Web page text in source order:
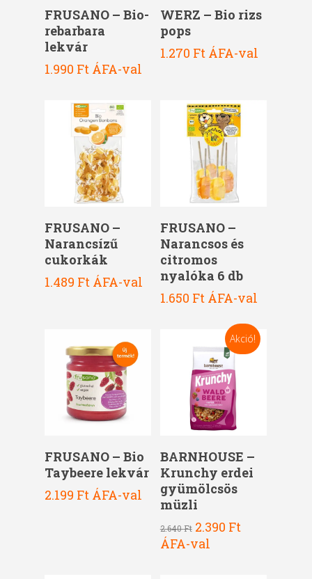
Kosárba Teszem
FRUSANO – Bio-
rebarbara
lekvár
1.990 Ft ÁFA-val
Kosárba Teszem
WERZ – Bio rizs
pops
1.270 Ft ÁFA-val
Kosárba Teszem
FRUSANO –
Narancsízű
cukorkák
1.489 Ft ÁFA-val
Kosárba Teszem
FRUSANO –
Narancsos és
citromos
nyalóka 6 db
1.650 Ft ÁFA-val
Kosárba Teszem
FRUSANO – Bio
Taybeere lekvár
2.199 Ft ÁFA-val
Akció!
Kosárba Teszem
BARNHOUSE –
Krunchy erdei
gyümölcsös
müzli
2.640Ft Original
price
2.390 FtCurrent
ÁFA-val